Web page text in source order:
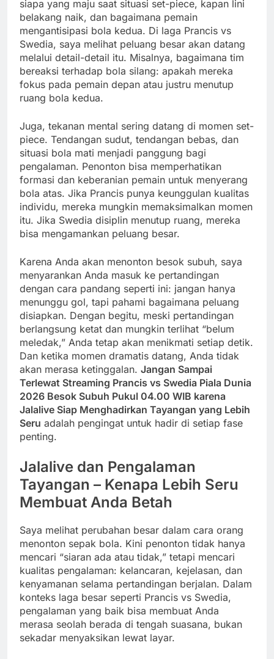
siapa yang maju saat situasi set-piece, kapan lini
belakang naik, dan bagaimana pemain
mengantisipasi bola kedua. Di laga Prancis vs
Swedia, saya melihat peluang besar akan datang
melalui detail-detail itu. Misalnya, bagaimana tim
bereaksi terhadap bola silang: apakah mereka
fokus pada pemain depan atau justru menutup
ruang bola kedua.
Juga, tekanan mental sering datang di momen set-
piece. Tendangan sudut, tendangan bebas, dan
situasi bola mati menjadi panggung bagi
pengalaman. Penonton bisa memperhatikan
formasi dan keberanian pemain untuk menyerang
bola atas. Jika Prancis punya keunggulan kualitas
individu, mereka mungkin memaksimalkan momen
itu. Jika Swedia disiplin menutup ruang, mereka
bisa mengamankan peluang besar.
Karena Anda akan menonton besok subuh, saya
menyarankan Anda masuk ke pertandingan
dengan cara pandang seperti ini: jangan hanya
menunggu gol, tapi pahami bagaimana peluang
disiapkan. Dengan begitu, meski pertandingan
berlangsung ketat dan mungkin terlihat “belum
meledak,” Anda tetap akan menikmati setiap detik.
Dan ketika momen dramatis datang, Anda tidak
akan merasa ketinggalan. Jangan Sampai
Terlewat Streaming Prancis vs Swedia Piala Dunia
2026 Besok Subuh Pukul 04.00 WIB karena
Jalalive Siap Menghadirkan Tayangan yang Lebih
Seru adalah pengingat untuk hadir di setiap fase
penting.
Jalalive dan Pengalaman
Tayangan – Kenapa Lebih Seru
Membuat Anda Betah
Saya melihat perubahan besar dalam cara orang
menonton sepak bola. Kini penonton tidak hanya
mencari “siaran ada atau tidak,” tetapi mencari
kualitas pengalaman: kelancaran, kejelasan, dan
kenyamanan selama pertandingan berjalan. Dalam
konteks laga besar seperti Prancis vs Swedia,
pengalaman yang baik bisa membuat Anda
merasa seolah berada di tengah suasana, bukan
sekadar menyaksikan lewat layar.